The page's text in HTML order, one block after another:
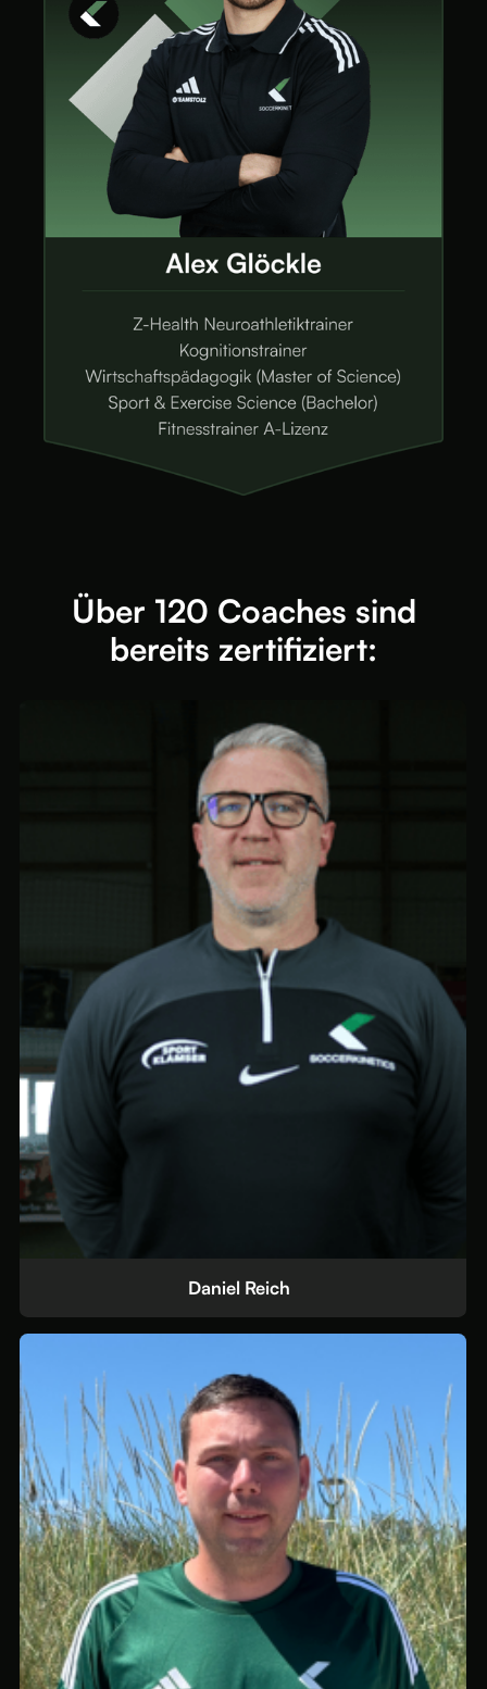
Über 120 Coaches sind
bereits zertifiziert:
Jonas Schmitt